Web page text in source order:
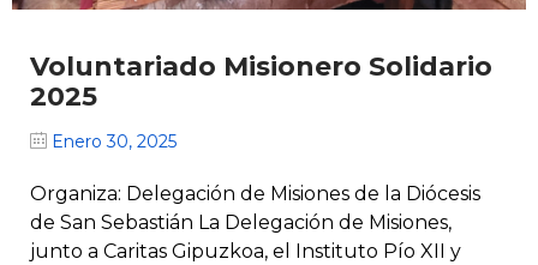
Voluntariado Misionero Solidario
2025
Enero 30, 2025
Organiza: Delegación de Misiones de la Diócesis
de San Sebastián La Delegación de Misiones,
junto a Caritas Gipuzkoa, el Instituto Pío XII y